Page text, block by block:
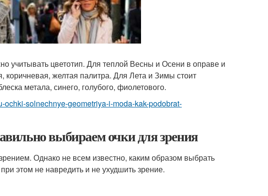
учитывать цветотип. Для теплой Весны и Осени в оправе и
коричневая, желтая палитра. Для Лета и Зимы стоит
метала, синего, голубого, фиолетового.
ochki-solnechnye-geometriya-i-moda-kak-podobrat-
выбираем очки для зрения
Однако не всем известно, каким образом выбрать
этом не навредить и не ухудшить зрение.